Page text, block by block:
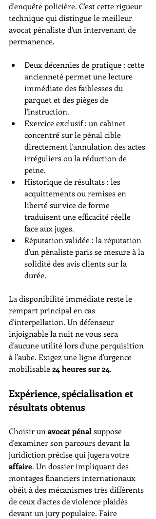
d'enquête policière. C'est cette rigueur
technique qui distingue le meilleur
avocat pénaliste d'un intervenant de
permanence.
Deux décennies de pratique : cette
ancienneté permet une lecture
immédiate des faiblesses du
parquet et des pièges de
l'instruction.
Exercice exclusif : un cabinet
concentré sur le pénal cible
directement l'annulation des actes
irréguliers ou la réduction de
peine.
Historique de résultats : les
acquittements ou remises en
liberté sur vice de forme
traduisent une efficacité réelle
face aux juges.
Réputation validée : la réputation
d'un pénaliste paris se mesure à la
solidité des avis clients sur la
durée.
La disponibilité immédiate reste le
rempart principal en cas
d'interpellation. Un défenseur
injoignable la nuit ne vous sera
d'aucune utilité lors d'une perquisition
à l'aube. Exigez une ligne d'urgence
mobilisable 24 heures sur 24.
Expérience, spécialisation et
résultats obtenus
Choisir un avocat pénal suppose
d'examiner son parcours devant la
juridiction précise qui jugera votre
affaire. Un dossier impliquant des
montages financiers internationaux
obéit à des mécanismes très différents
de ceux d'actes de violence plaidés
devant un jury populaire. Faire